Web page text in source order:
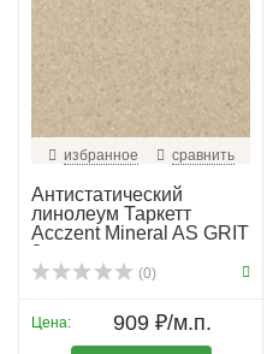
избранное сравнить
Антистатический
линолеум Таркетт
Acczent Mineral AS GRIT
2
(0)
Цена: 909 ₽/м.п.